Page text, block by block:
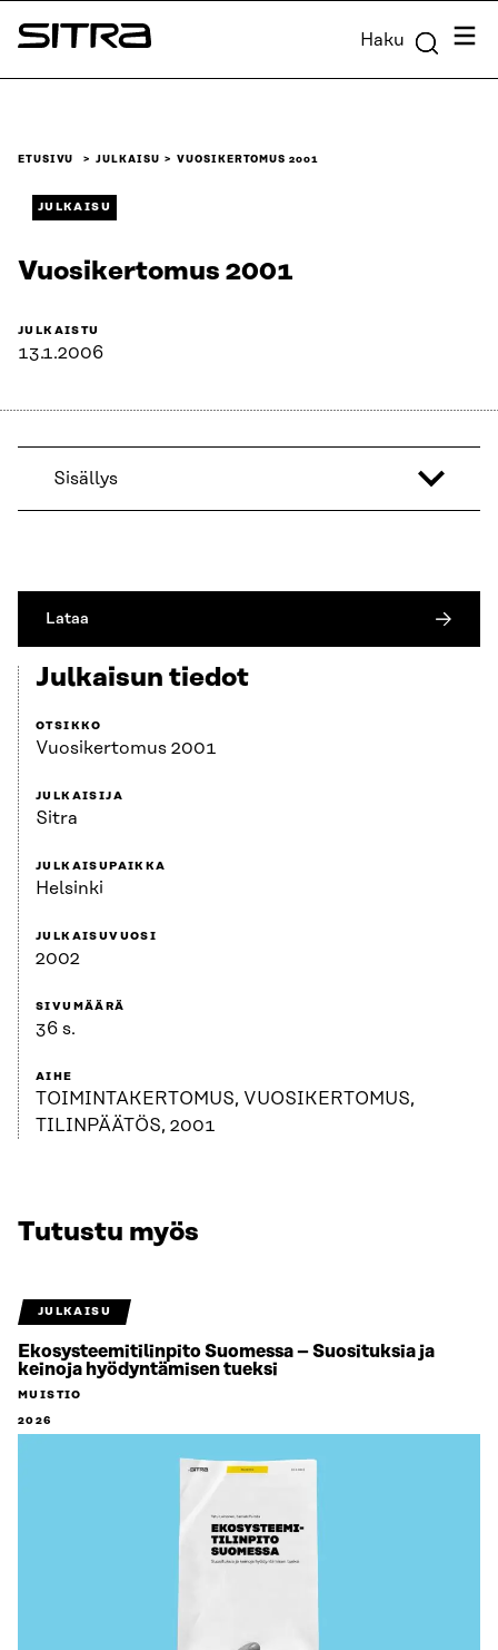
Siirry
suoraan
Sitra Haku
ETUSIVU JULKAISU VUOSIKERTOMUS 2001
JULKAISU
Vuosikertomus 2001
JULKAISTU
13.1.2006
Sisällys
Lataa
Julkaisun tiedot
OTSIKKO
Vuosikertomus 2001
JULKAISIJA
Sitra
JULKAISUPAIKKA
Helsinki
JULKAISUVUOSI
2002
SIVUMÄÄRÄ
36 s.
AIHE
TOIMINTAKERTOMUS, VUOSIKERTOMUS,
TILINPÄÄTÖS, 2001
Tutustu myös
JULKAISU
Ekosysteemitilinpito Suomessa – Suosituksia ja
keinoja hyödyntämisen tueksi
MUISTIO
2026